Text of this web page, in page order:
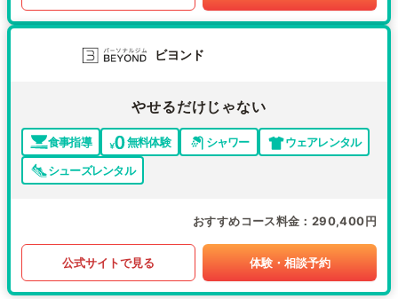
ビヨンド
やせるだけじゃない
食事指導 無料体験 シャワー
ウェアレンタル
シューズレンタル
おすすめコース料金 290,400円
公式サイトで見る 体験・相談予約